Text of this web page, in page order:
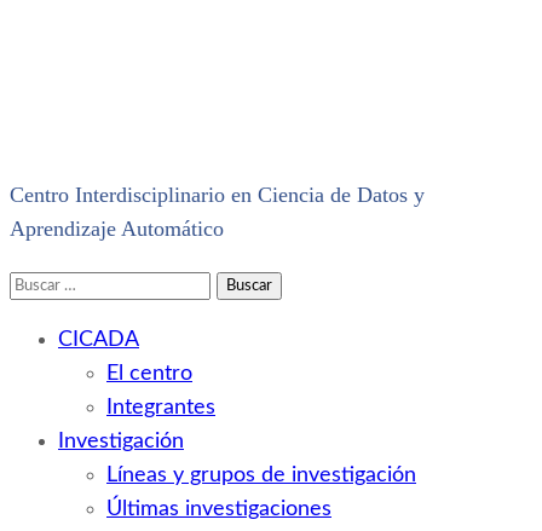
Centro Interdisciplinario en Ciencia de Datos y
Aprendizaje Automático
Buscar:
CICADA
El centro
Integrantes
Investigación
Líneas y grupos de investigación
Últimas investigaciones